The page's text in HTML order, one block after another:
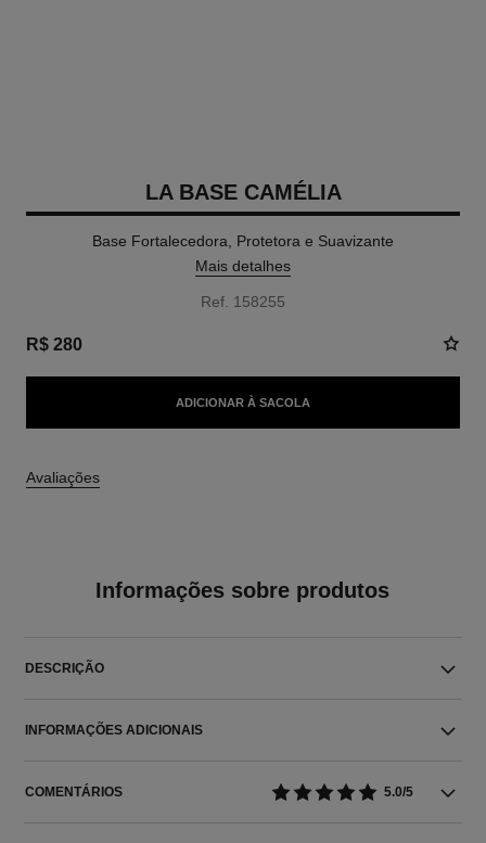
LA BASE CAMÉLIA
Base Fortalecedora, Protetora e Suavizante
Mais detalhes
Ref. 158255
R$ 280
ADICIONAR À SACOLA
Avaliações
Informações sobre produtos
DESCRIÇÃO
INFORMAÇÕES ADICIONAIS
COMENTÁRIOS 5.0/5